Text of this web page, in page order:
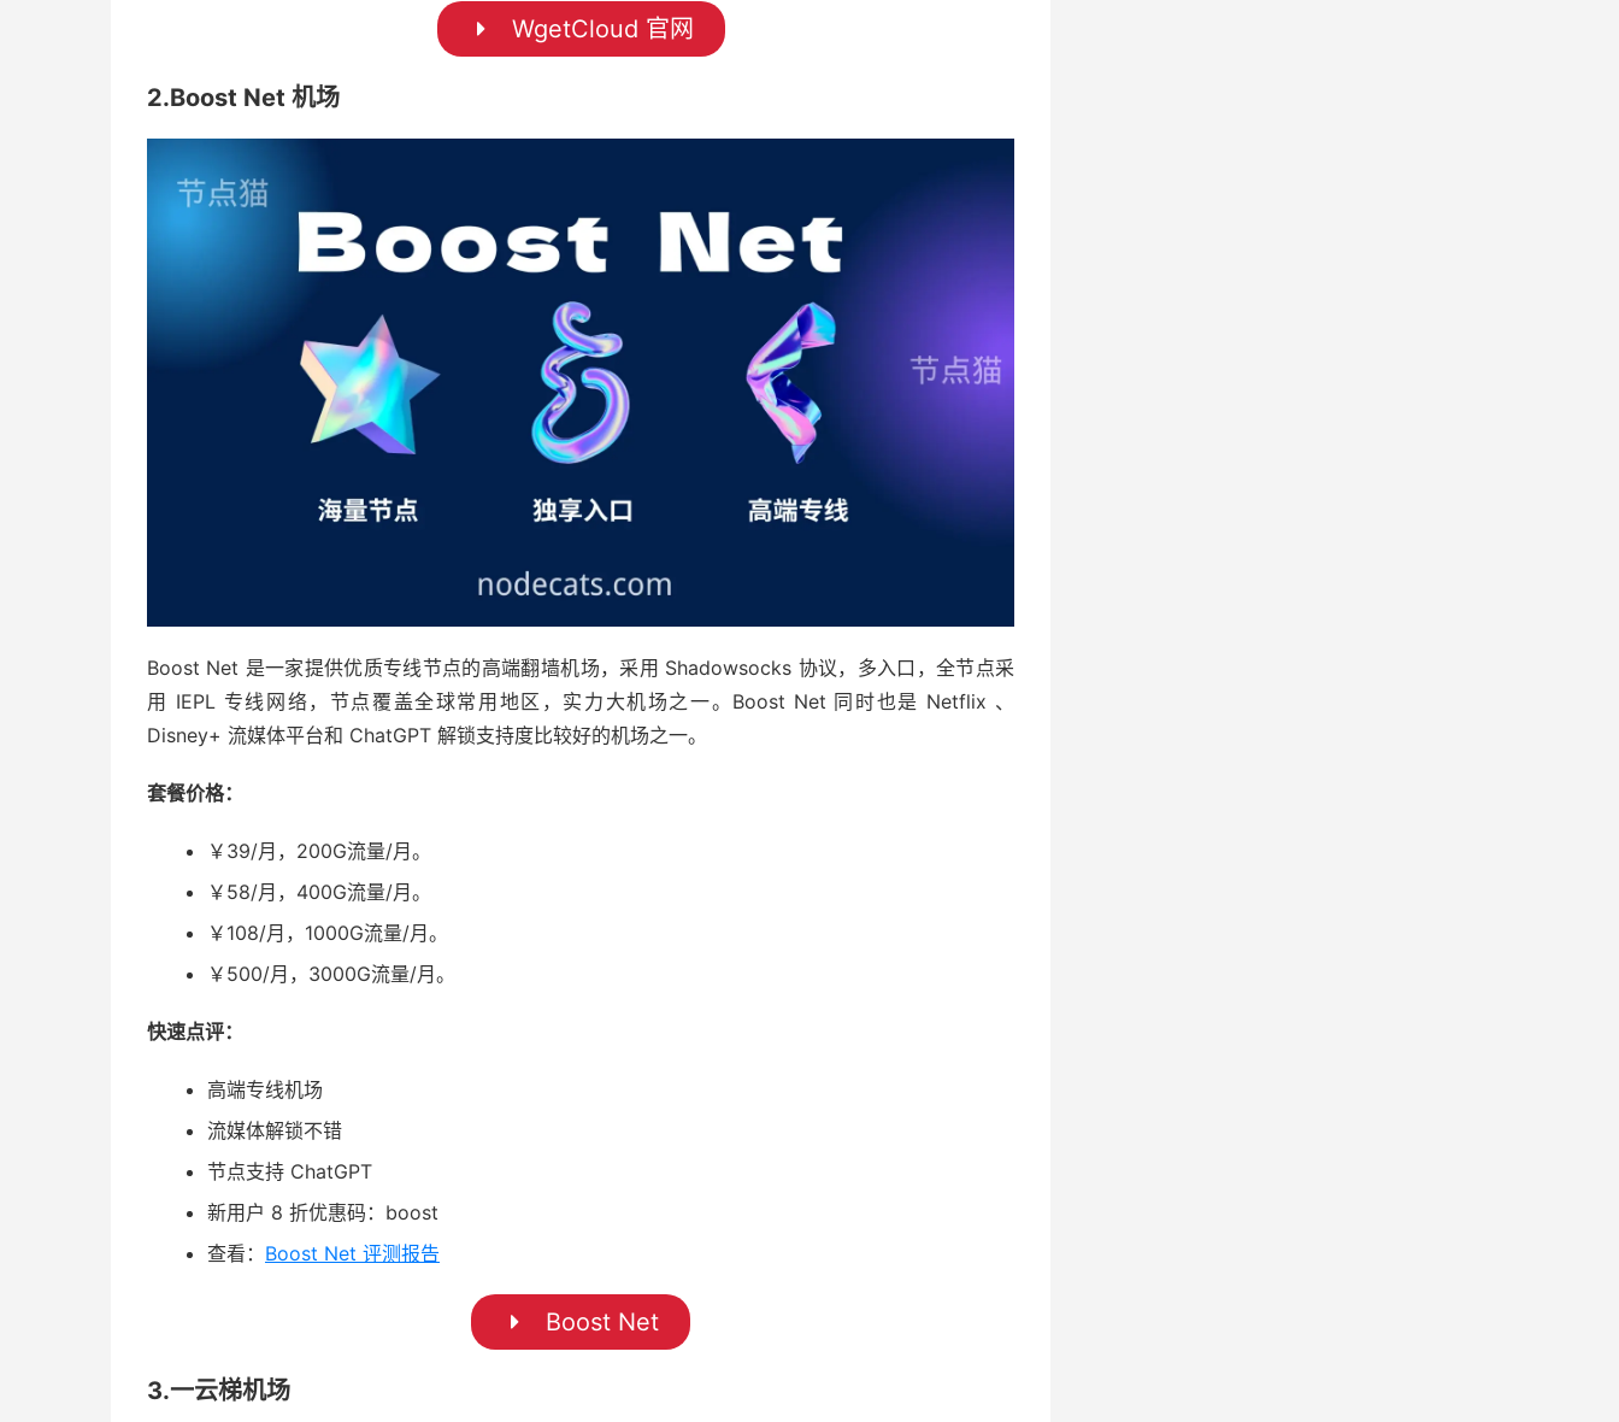
WgetCloud 官网
2.Boost Net 机场
Boost Net 是一家提供优质专线节点的高端翻墙机场，采用 Shadowsocks 协议，多入口，全节点采
用 IEPL 专线网络，节点覆盖全球常用地区，实力大机场之一。Boost Net 同时也是 Netflix 、
Disney+ 流媒体平台和 ChatGPT 解锁支持度比较好的机场之一。
套餐价格：
￥39/月，200G流量/月。
￥58/月，400G流量/月。
￥108/月，1000G流量/月。
￥500/月，3000G流量/月。
快速点评：
高端专线机场
流媒体解锁不错
节点支持 ChatGPT
新用户 8 折优惠码：boost
查看： Boost Net 评测报告
Boost Net
3.一云梯机场